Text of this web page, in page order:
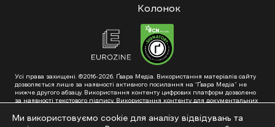
Колонок
Усі права захищені. ©2016-2026. Ґвара Медіа. Використання матеріалів сайту
дозволяється лише за наявності активного посилання на “Ґвара Медіа” не
нижче другого абзацу. Використання контенту цифрових платформ дозволено
за наявності текстового підпису. Використання контенту для документальних
схвалення від редакції.
Ми використовуємо cookie для аналізу відвідувань та